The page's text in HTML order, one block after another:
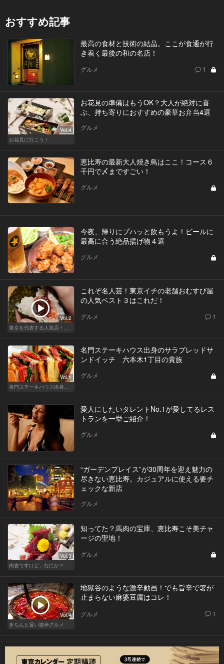
おすすめ記事
最高の食材と技術の結晶。ここが食通が行
き着く最後の和の名店！
グルメ 1
Vol.4
お花見に行こう！
お花見の準備はもうOK？大人が絶対に喜
ぶ、持ち寄りにおすすめの豪華お弁当4選
グルメ
恵比寿の最新大人焼き鳥はここ！コース６
千円で〆まですごい！
グルメ
今夜、帰りにプハッと飲もうよ！ビールに
最高に合う絶品揚げ物４選
グルメ
Vol.2
これぞ名人芸！東京イチの老舗おむすび屋
の人気ベスト３はこれだ！
グルメ 1
Vol.1
名門ステーキハウス出身のサラブレッドサ
ンドイッチ 六本木1丁目の貴族
グルメ
愛人にしたいタレントNo.1が愛してるレス
トランを一挙ご紹介！
グルメ
“ガーデンプレイス”が30周年を迎え魅力の
尽きない恵比寿。カジュアルに使える要チ
ェックな新店
グルメ
Vol.3
肉食ですけど、なにか？ワガママな女子が集う肉恵比寿
知ってた？馬肉の宝庫、恵比寿こそ美チャ
ージの聖地！
グルメ
Vol.4
きちんと旨い激辛グルメ
地獄谷のような激辛動画！でも旨辛で箸が
止まらない麻婆豆腐はコレ！
グルメ 1